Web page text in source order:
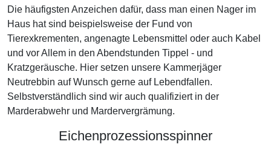
Die häufigsten Anzeichen dafür, dass man einen Nager im
Haus hat sind beispielsweise der Fund von
Tierexkrementen, angenagte Lebensmittel oder auch Kabel
und vor Allem in den Abendstunden Tippel - und
Kratzgeräusche. Hier setzen unsere Kammerjäger
Neutrebbin auf Wunsch gerne auf Lebendfallen.
Selbstverständlich sind wir auch qualifiziert in der
Marderabwehr und Mardervergrämung.
Eichenprozessionsspinner